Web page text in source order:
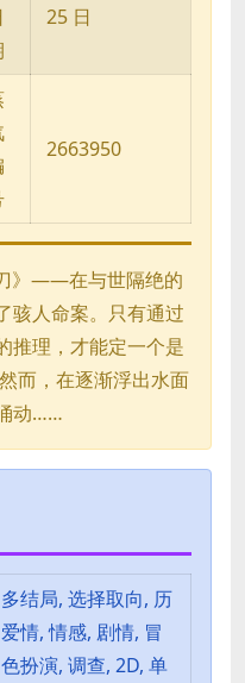
25 日
2663950
》——在与世隔绝的
骇人命案。只有通过
推理，才能定一个是
而，在逐渐浮出水面
动……
结局, 选择取向, 历
情, 情感, 剧情, 冒
扮演, 调查, 2D, 单